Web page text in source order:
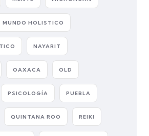
MUNDO HOLISTICO
NAYARIT
OAXACA OLD
PSICOLOGÍA PUEBLA
QUINTANA ROO REIKI